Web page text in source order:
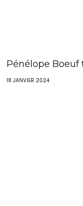
Pénélope Boeuf
18 JANVIER 2024